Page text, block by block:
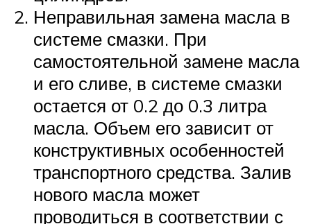
Неправильная замена масла в
системе смазки. При
самостоятельной замене масла
и его сливе, в системе смазки
остается от 0.2 до 0.3 литра
масла. Объем его зависит от
конструктивных особенностей
транспортного средства. Залив
нового масла может
проводиться в соответствии с